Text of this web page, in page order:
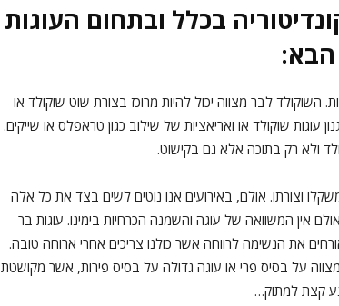
בכלל ובתחום העוגות
הבא:
השוקולד לבר מצווה יכול להיות מרוכז בצורת שוט שוקולד או
עוגות שוקולד או ואריאציות של שילוב כגון טראפלס או שייקים.
ולא רק בתוכה אלא גם בקישוט.
וצורתו. אולם, באירועים אנו נוטים לשים בצד את כל אלה
אין המשוואה של עוגה והשמנה הכרחיות בימינו. עוגות בר
את הנשימה לרווחה אשר כולנו צריכים אחרי ארוחה טובה.
מצווה על בסיס פרי או עוגה גדולה על בסיס פירות, אשר מקושטת